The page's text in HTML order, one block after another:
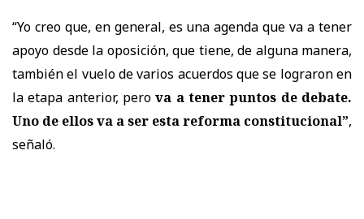
“Yo creo que, en general, es una agenda que va a tener
apoyo desde la oposición, que tiene, de alguna manera,
también el vuelo de varios acuerdos que se lograron en
la etapa anterior, perova a tener puntos de debate.
Uno de ellos va a ser esta reforma constitucional”,
señaló.